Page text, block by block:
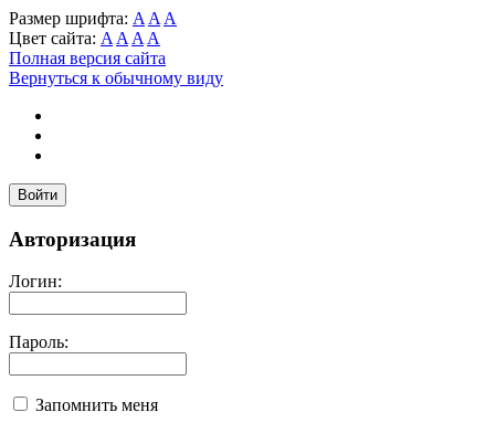
Размер шрифта: A A A
Цвет сайта: A A A A
Полная версия сайта
Вернуться к обычному виду
Войти
Авторизация
Логин:
Пароль:
Запомнить меня